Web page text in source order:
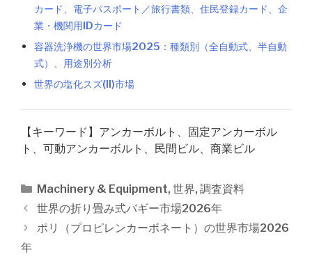
カード、電子パスポート／旅行書類、住民登録カード、企
業・機関用IDカード
容器洗浄機の世界市場2025：種類別（全自動式、半自動
式）、用途別分析
世界の塩化スズ(II)市場
【キーワード】アンカーボルト、固定アンカーボル
ト、可動アンカーボルト、民間ビル、商業ビル
カ
テ
ゴ
リ
Machinery & Equipment, 世界, 調査資料
投
稿
ナ
ビ
世界の折り畳み式バギー市場2026年
ポリ（プロピレンカーボネート）の世界市場2026
年